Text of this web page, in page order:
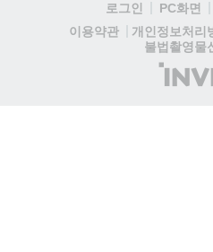
로그인 PC화면
이용약관
개인정보처리
불법촬영물
(
인